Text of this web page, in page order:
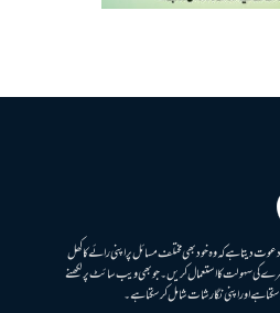
دیتا ہے کہ وہ خود بھی مختلف مسائل پر اپنی رائے کا کھل
کی سہولت کا استعمال کریں۔ جو بھی ویب سائٹ پر لکھنے
سکتا ہے اور اپنی نگارشات شامل کرسکتا ہے۔